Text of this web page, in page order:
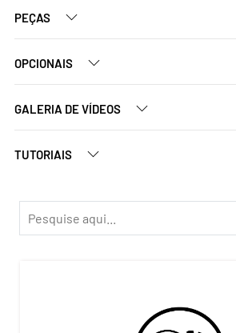
PEÇAS
OPCIONAIS
GALERIA DE VÍDEOS
TUTORIAIS